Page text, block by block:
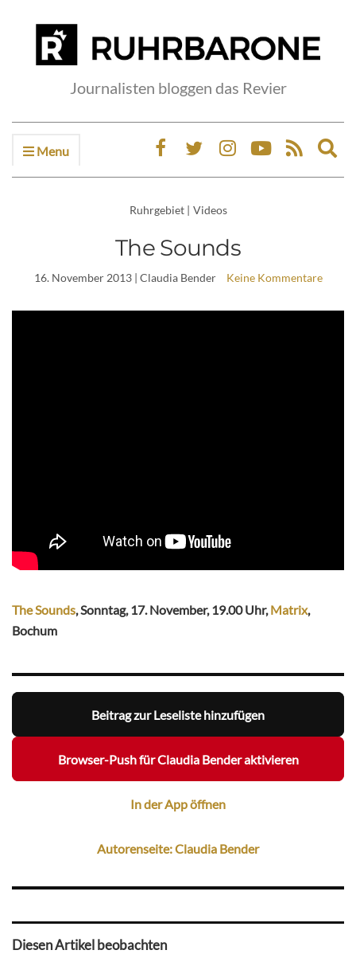
Journalisten bloggen das Revier
Menu
Ruhrgebiet | Videos
The Sounds
16. November 2013| Claudia Bender Keine Kommentare
The Sounds, Sonntag, 17. November, 19.00 Uhr,Matrix,
Bochum
Beitrag zur Leseliste hinzufügen
Browser-Push für Claudia Bender aktivieren
In der App öffnen
Autorenseite: Claudia Bender
Diesen Artikel beobachten